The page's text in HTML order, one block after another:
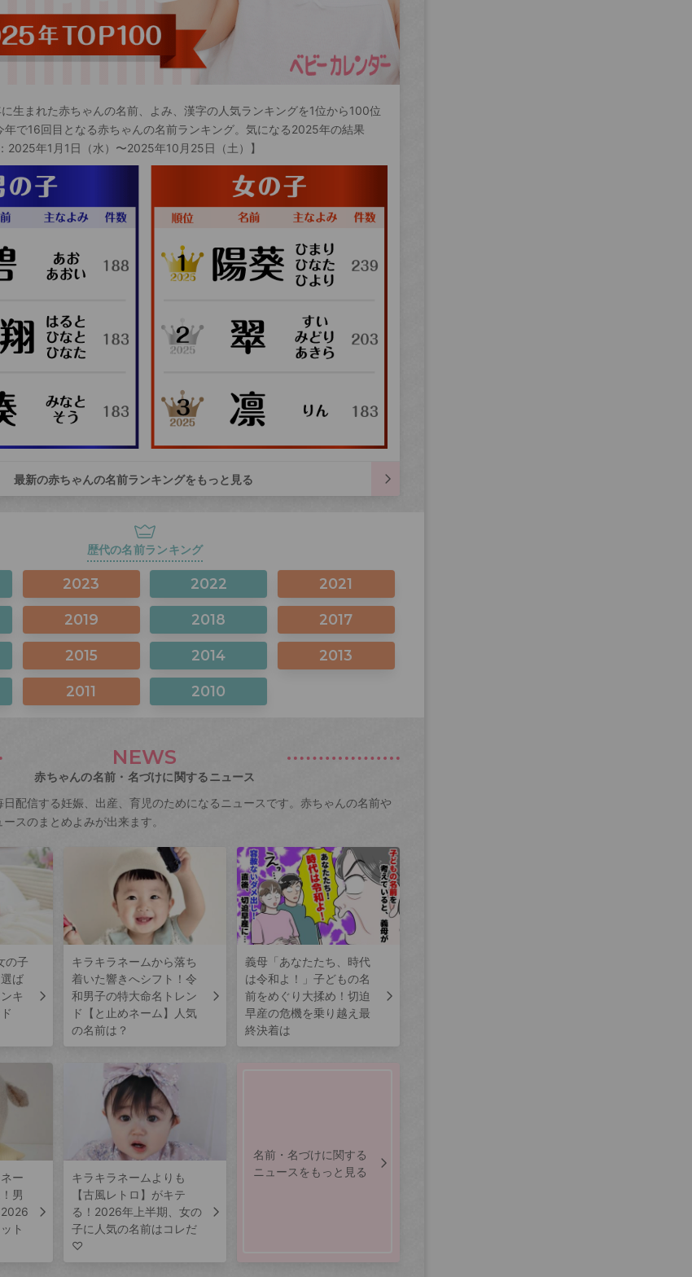
生まれた赤ちゃんの名前、よみ、漢字の人気ランキングを1位から100位
年で16回目となる赤ちゃんの名前ランキング。気になる2025年の結果
2025年1月1日（水）〜2025年10月25日（土）】
最新の赤ちゃんの名前ランキングをもっと見る
歴代の名前ランキング
2023 2022 2021
2019 2018 2017
2015 2014 2013
2011 2010
NEWS
赤ちゃんの名前・名づけに関するニュース
配信する妊娠、出産、育児のためになるニュースです。赤ちゃんの名前や
スのまとめよみが出来ます。
の子
ば
キ
キラキラネームから落ち
着いた響きへシフト！令
和男子の特大命名トレン
ド【と止めネーム】人気
の名前は？
義母「あなたたち、時代
は令和よ！」子どもの名
前をめぐり大揉め！切迫
早産の危機を乗り越え最
終決着は
ー
男
ト
キラキラネームよりも
【古風レトロ】がキテ
る！2026年上半期、女の
子に人気の名前はコレだ
♡
名前・名づけに関する
ニュースをもっと見る